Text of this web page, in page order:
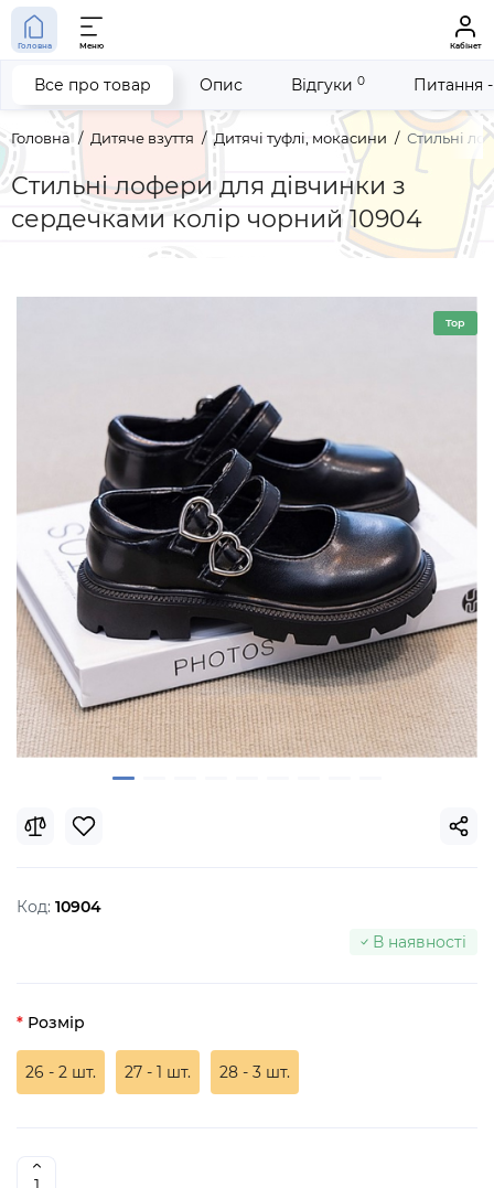
Головна Меню Кабінет
Головна Дитяче взуття Дитячі туфлі, мокасини Стильні
Стильні лофери для дівчинки з
сердечками колір чорний 10904
Все про товар Опис Відгуки 0 Питання
Top
Код: 10904
В наявності
Розмір
26 - 2 шт. 27 - 1 шт. 28 - 3 шт.